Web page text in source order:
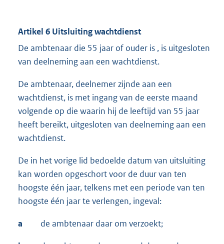
Artikel 6 Uitsluiting wachtdienst
De ambtenaar die 55 jaar of ouder is , is uitgesloten
van deelneming aan een wachtdienst.
De ambtenaar, deelnemer zijnde aan een
wachtdienst, is met ingang van de eerste maand
volgende op die waarin hij de leeftijd van 55 jaar
heeft bereikt, uitgesloten van deelneming aan een
wachtdienst.
De in het vorige lid bedoelde datum van uitsluiting
kan worden opgeschort voor de duur van ten
hoogste één jaar, telkens met een periode van ten
hoogste één jaar te verlengen, ingeval:
a de ambtenaar daar om verzoekt;